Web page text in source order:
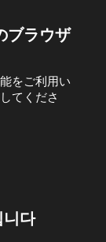
ブラウザ
をご利用い
てくださ
니다